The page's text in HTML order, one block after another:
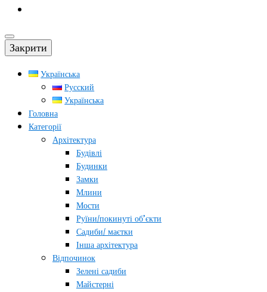
Закрити
Українська
Русский
Українська
Головна
Категорії
Архітектура
Будівлі
Будинки
Замки
Млини
Мости
Руїни/покинуті об’єкти
Садиби/ маєтки
Інша архітектура
Відпочинок
Зелені садиби
Майстерні